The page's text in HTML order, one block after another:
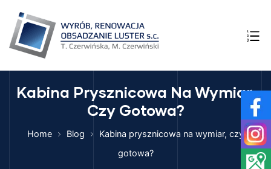
Kabina Prysznicowa Na Wymiar,
Czy Gotowa?
Home Blog
Kabina prysznicowa na wymiar, czy
gotowa?